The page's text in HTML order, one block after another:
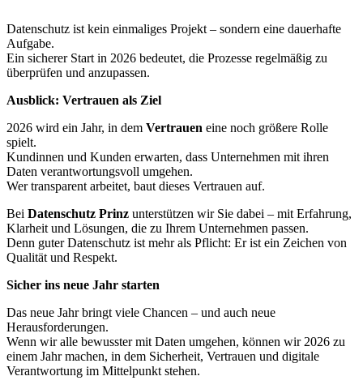
Datenschutz ist kein einmaliges Projekt – sondern eine dauerhafte
Aufgabe.
Ein sicherer Start in 2026 bedeutet, die Prozesse regelmäßig zu
überprüfen und anzupassen.
Ausblick: Vertrauen als Ziel
2026 wird ein Jahr, in dem Vertrauen eine noch größere Rolle
spielt.
Kundinnen und Kunden erwarten, dass Unternehmen mit ihren
Daten verantwortungsvoll umgehen.
Wer transparent arbeitet, baut dieses Vertrauen auf.
Bei Datenschutz Prinz unterstützen wir Sie dabei – mit Erfahrung,
Klarheit und Lösungen, die zu Ihrem Unternehmen passen.
Denn guter Datenschutz ist mehr als Pflicht: Er ist ein Zeichen von
Qualität und Respekt.
Sicher ins neue Jahr starten
Das neue Jahr bringt viele Chancen – und auch neue
Herausforderungen.
Wenn wir alle bewusster mit Daten umgehen, können wir 2026 zu
einem Jahr machen, in dem Sicherheit, Vertrauen und digitale
Verantwortung im Mittelpunkt stehen.